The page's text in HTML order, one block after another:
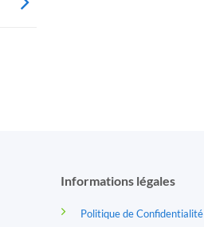
Informations légales
Politique de Confidentialité